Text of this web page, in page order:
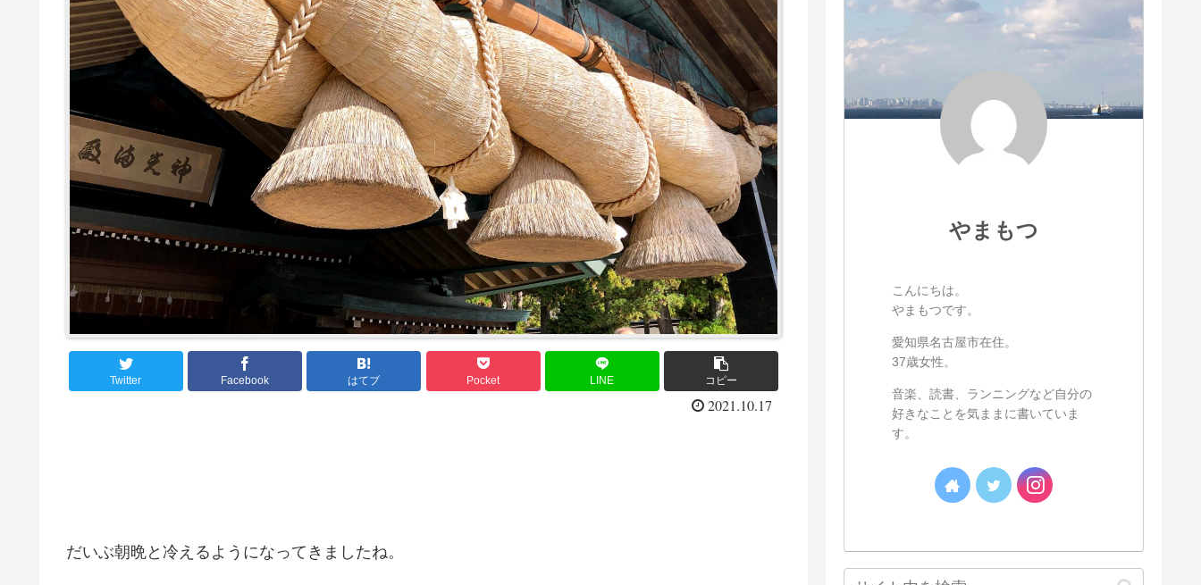
Twitter Facebook はてブ Pocket LINE コピー
2021.10.17
だいぶ朝晩と冷えるようになってきましたね。
やまもつ
こんにちは。
やまもつです。
愛知県名古屋市在住。
37歳女性。
音楽、読書、ランニングなど自分の
好きなことを気ままに書いていま
す。